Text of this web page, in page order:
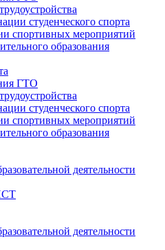
студенческого спорта
спортивных мероприятий
образования
ГТО
студенческого спорта
спортивных мероприятий
образования
деятельности
деятельности